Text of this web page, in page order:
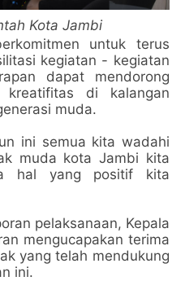
Kota Jambi
untuk terus
kegiatan - kegiatan
dapat mendorong
di kalangan
muda.
ini semua kita wadahi
muda kota Jambi kita
hal yang positif kita
pelaksanaan, Kepala
mengucapakan terima
yang telah mendukung
ini.